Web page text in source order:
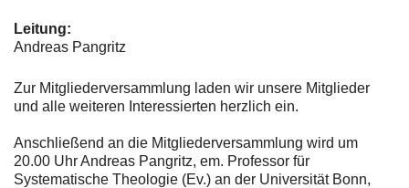
Leitung:
Andreas Pangritz
Zur Mitgliederversammlung laden wir unsere Mitglieder
und alle weiteren Interessierten herzlich ein.
Anschließend an die Mitgliederversammlung wird um
20.00 Uhr Andreas Pangritz, em. Professor für
Systematische Theologie (Ev.) an der Universität Bonn,